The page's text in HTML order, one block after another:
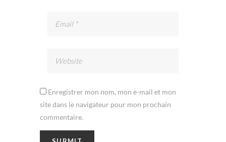
Enregistrer mon nom, mon e-mail et mon
site dans le navigateur pour mon prochain
commentaire.